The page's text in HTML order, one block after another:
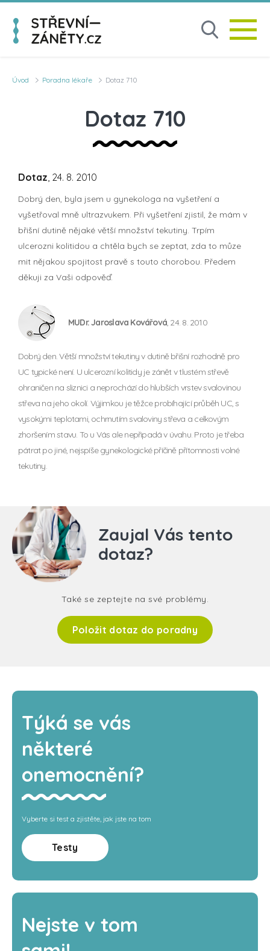
Úvod Poradna lékaře Dotaz 710
Dotaz 710
Dotaz, 24. 8. 2010
Dobrý den, byla jsem u gynekologa na vyšetření a
vyšetřoval mně ultrazvukem. Při vyšetření zjistil, že mám v
břišní dutině nějaké větší množství tekutiny. Trpím
ulcerozni kolitidou a chtěla bych se zeptat, zda to můze
mit nějakou spojitost pravě s touto chorobou. Předem
děkuji za Vaši odpověď.
MUDr. Jaroslava Kovářová, 24. 8. 2010
Dobrý den. Větší množství tekutiny v dutině břišní rozhodně pro
UC typické není. U ulcerozní kolitidy je zánět v tlustém střevě
ohraničen na sliznici a neprochází do hlubších vrstev svalovinou
střeva na jeho okolí. Výjimkou je těžce probíhající průběh UC, s
vysokými teplotami, ochrnutím svaloviny střeva a celkovým
zhoršením stavu. To u Vás ale nepřipadá v úvahu. Proto je třeba
pátrat po jiné, nejspíše gynekologické příčině přítomnosti volné
tekutiny.
Zaujal Vás tento
dotaz?
Také se zeptejte na své problémy.
Položit dotaz do poradny
Týká se vás
některé
onemocnění?
Vyberte si test a zjistěte, jak jste na tom
Testy
Nejste v tom